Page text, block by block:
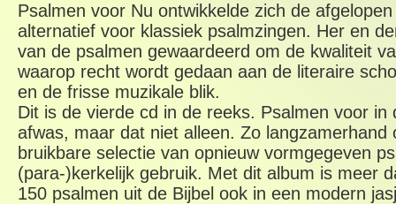
Psalmen voor Nu ontwikkelde zich de
alternatief voor klassiek psalmzingen. Her en
van de psalmen gewaardeerd om de kwaliteit
waarop recht wordt gedaan aan de literaire
en de frisse muzikale blik.
Dit is de vierde cd in de reeks. Psalmen voor
afwas, maar dat niet alleen. Zo langzamerhand
bruikbare selectie van opnieuw vormgegeven
(para-)kerkelijk gebruik. Met dit album is meer
150 psalmen uit de Bijbel ook in een modern